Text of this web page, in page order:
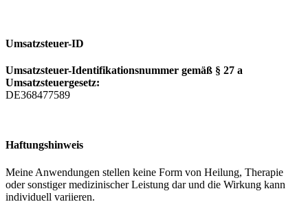
Umsatzsteuer-ID
Umsatzsteuer-Identifikationsnummer gemäß § 27 a
Umsatzsteuergesetz:
DE368477589
Haftungshinweis
Meine Anwendungen stellen keine Form von Heilung, Therapie
oder sonstiger medizinischer Leistung dar und die Wirkung kann
individuell variieren.